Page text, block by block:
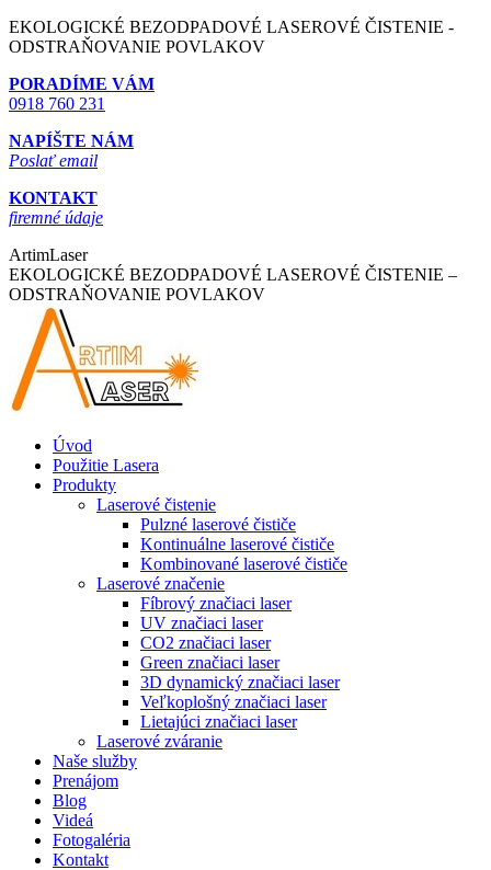
Skip
to
EKOLOGICKÉ BEZODPADOVÉ LASEROVÉ ČISTENIE -
ODSTRAŇOVANIE POVLAKOV
PORADÍME VÁM
0918 760 231
NAPÍŠTE NÁM
Poslať email
KONTAKT
firemné údaje
ArtimLaser
EKOLOGICKÉ BEZODPADOVÉ LASEROVÉ ČISTENIE –
ODSTRAŇOVANIE POVLAKOV
Úvod
Použitie Lasera
Produkty
Laserové čistenie
Pulzné laserové čističe
Kontinuálne laserové čističe
Kombinované laserové čističe
Laserové značenie
Fíbrový značiaci laser
UV značiaci laser
CO2 značiaci laser
Green značiaci laser
3D dynamický značiaci laser
Veľkoplošný značiaci laser
Lietajúci značiaci laser
Laserové zváranie
Naše služby
Prenájom
Blog
Videá
Fotogaléria
Kontakt